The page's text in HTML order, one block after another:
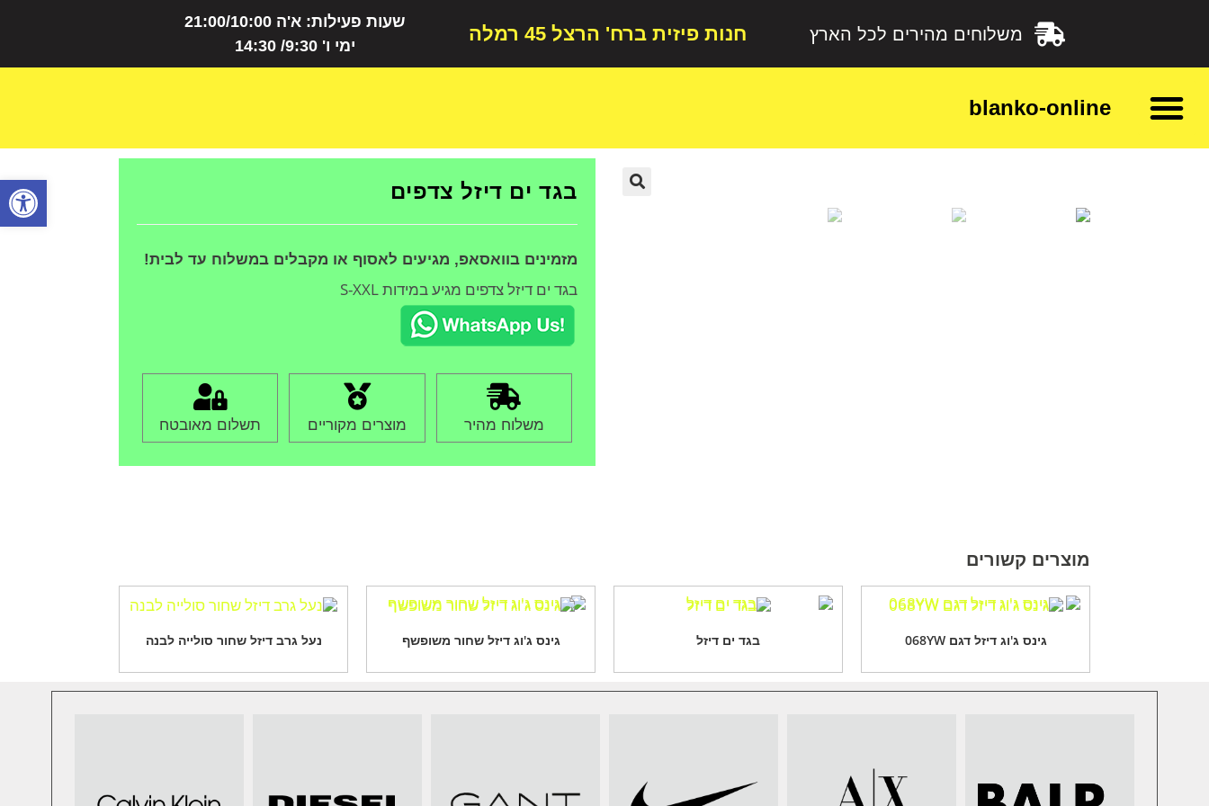
משלוחים מהירים לכל הארץ חנות פיזית ברח' הרצל 45 רמלה
שעות פעילות: א'ה 21:00/10:00
ימי ו' 9:30/ 14:30
blanko-online
בגד ים דיזל צדפים
מזמינים בוואסאפ, מגיעים לאסוף או מקבלים במשלוח עד לבית!
בגד ים דיזל צדפים מגיע במידות S-XXL
משלוח מהיר מוצרים מקוריים תשלום מאובטח
מוצרים קשורים
גינס ג'וג דיזל דגם 068YW בגד ים דיזל גינס ג'וג דיזל שחור משופשף נעל גרב דיזל שחור סולייה לבנה